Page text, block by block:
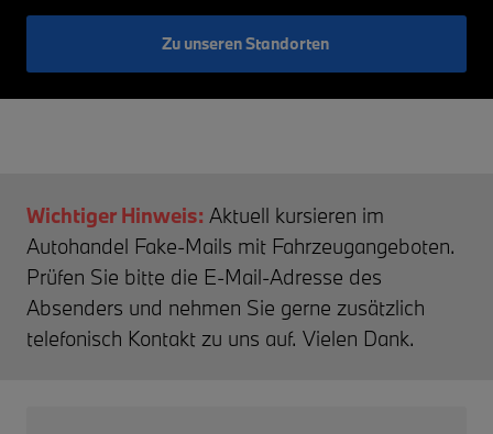
Zu unseren Standorten
Wichtiger Hinweis: Aktuell kursieren im
Autohandel Fake-Mails mit Fahrzeugangeboten.
Prüfen Sie bitte die E-Mail-Adresse des
Absenders und nehmen Sie gerne zusätzlich
telefonisch Kontakt zu uns auf. Vielen Dank.